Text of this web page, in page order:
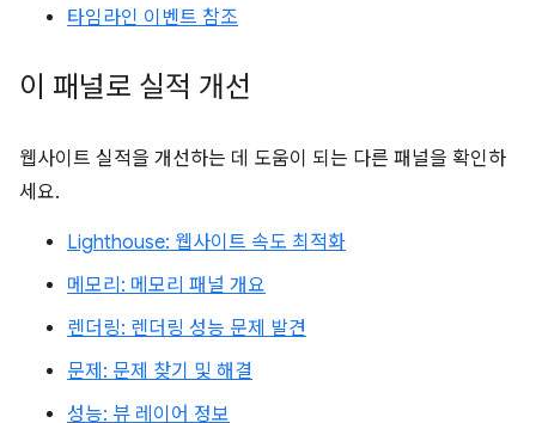
타임라인 이벤트 참조
이 패널로 실적 개선
웹사이트 실적을 개선하는 데 도움이 되는 다른 패널을 확인하
세요.
Lighthouse: 웹사이트 속도 최적화
메모리: 메모리 패널 개요
렌더링: 렌더링 성능 문제 발견
문제: 문제 찾기 및 해결
성능: 뷰 레이어 정보